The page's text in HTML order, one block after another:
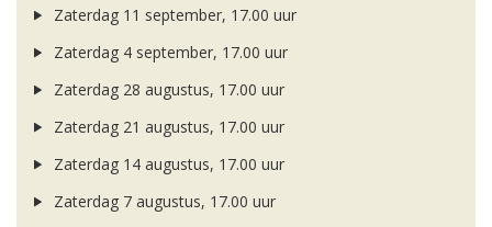
Zaterdag 11 september, 17.00 uur
Zaterdag 4 september, 17.00 uur
Zaterdag 28 augustus, 17.00 uur
Zaterdag 21 augustus, 17.00 uur
Zaterdag 14 augustus, 17.00 uur
Zaterdag 7 augustus, 17.00 uur